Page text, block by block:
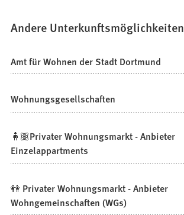
Andere Unterkunftsmöglichkeiten
Amt für Wohnen der Stadt Dortmund
Wohnungsgesellschaften
🧍🏽Privater Wohnungsmarkt - Anbieter
Einzelappartments
👭 Privater Wohnungsmarkt - Anbieter
Wohngemeinschaften (WGs)